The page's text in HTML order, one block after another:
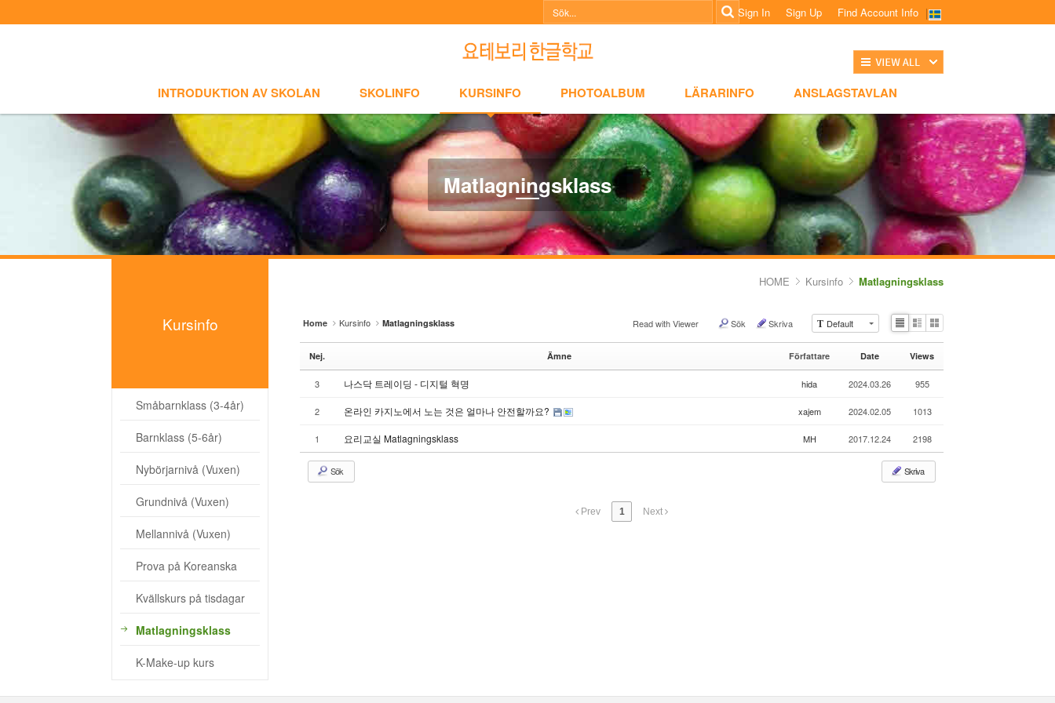
Sign In
Sign Up Find Account Info
INTRODUKTION AV SKOLAN SKOLINFO KURSINFO PHOTOALBUM LÄRARINFO ANSLAGSTAVLAN
ANSLAGSTAVLAN
Matlagningsklass
Kursinfo
Småbarnklass (3-4år)
Barnklass (5-6år)
Nybörjarnivå (Vuxen)
Grundnivå (Vuxen)
Mellannivå (Vuxen)
Prova på Koreanska
Kvällskurs på tisdagar
Matlagningsklass
K-Make-up kurs
HOME Kursinfo Matlagningsklass
Home Kursinfo Matlagningsklass T Default
Read with Viewer Sök Skriva
Li
Zi
e
G
le
Nej. Ämne Författare Date Views
3 나스닥 트레이딩 - 디지털 혁명 hida 2024.03.26 955
2 온라인 카지노에서 노는 것은 얼마나 안전할까요? xajem 2024.02.05 1013
1 요리교실 Matlagningsklass MH 2017.12.24 2198
Sök Skriva
Prev 1 Next
Skolinfo
- Småbarnklass (3-4år)
- Barnklass (5-6år)
- Nybörjarnivå (Vuxen)
Sketchbook5, 스케치북5
Sketchbook5, 스케치북5